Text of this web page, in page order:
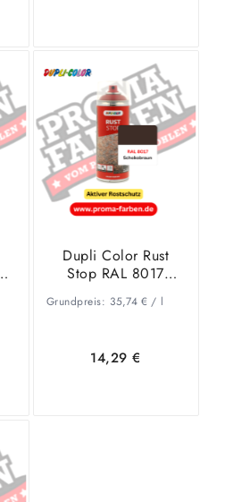
Dupli Color Rust
Stop RAL 8017
Schokobraun
Grundpreis: 35,74 €/ l
14,29€